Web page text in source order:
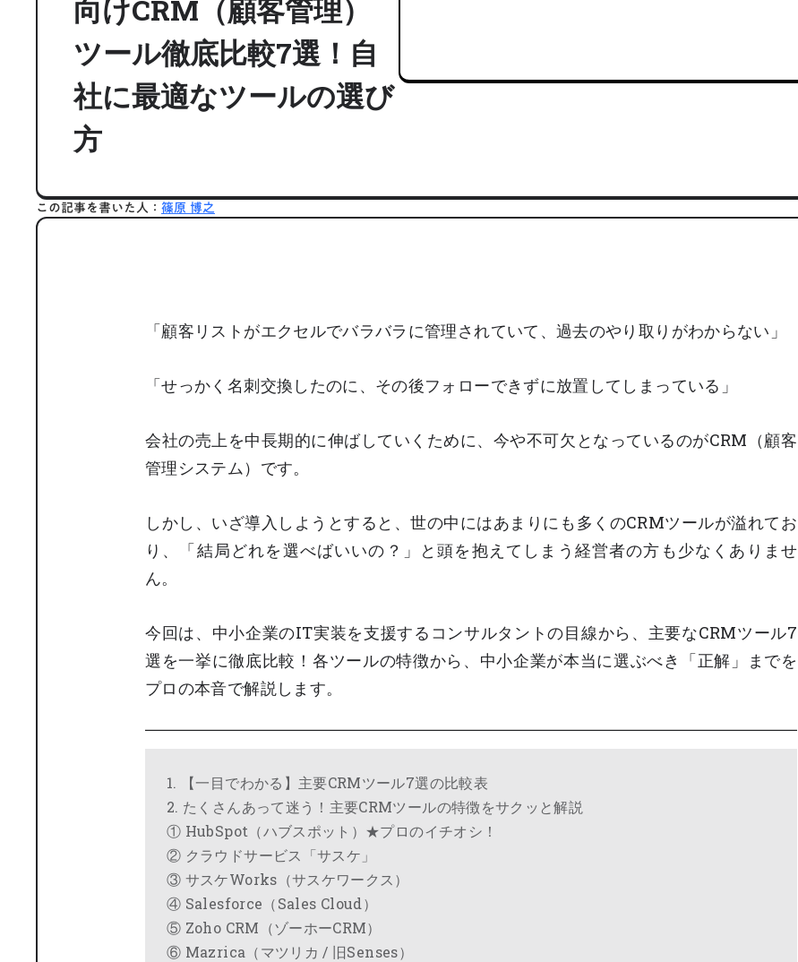
向けCRM（顧客管理）
ツール徹底比較7選！自
社に最適なツールの選び
方
この記事を書いた人：篠原 博之
「顧客リストがエクセルでバラバラに管理されていて、過去のやり取りがわからない」
「せっかく名刺交換したのに、その後フォローできずに放置してしまっている」
会社の売上を中長期的に伸ばしていくために、今や不可欠となっているのがCRM（顧客
管理システム）です。
しかし、いざ導入しようとすると、世の中にはあまりにも多くのCRMツールが溢れてお
り、「結局どれを選べばいいの？」と頭を抱えてしまう経営者の方も少なくありませ
ん。
今回は、中小企業のIT実装を支援するコンサルタントの目線から、主要なCRMツール7
選を一挙に徹底比較！各ツールの特徴から、中小企業が本当に選ぶべき「正解」までを
プロの本音で解説します。
1. 【一目でわかる】主要CRMツール7選の比較表
2. たくさんあって迷う！主要CRMツールの特徴をサクッと解説
① HubSpot（ハブスポット）★プロのイチオシ！
② クラウドサービス「サスケ」
③ サスケWorks（サスケワークス）
④ Salesforce（Sales Cloud）
⑤ Zoho CRM（ゾーホーCRM）
⑥ Mazrica（マツリカ / 旧Senses）